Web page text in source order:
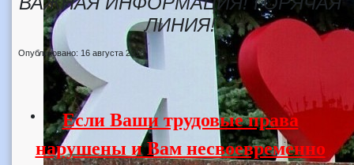
ЛИНИЯ!
Опубликовано: 16 августа 2018
Если Ваши трудовые права
нарушены и Вам несвоевременно